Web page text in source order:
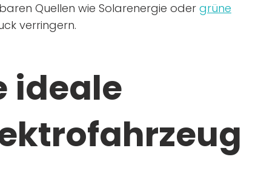
Quellen wie Solarenergie oder grüne
verringern.
ideale